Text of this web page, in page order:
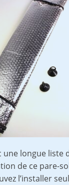
une longue liste
de ce pare-
l’installer